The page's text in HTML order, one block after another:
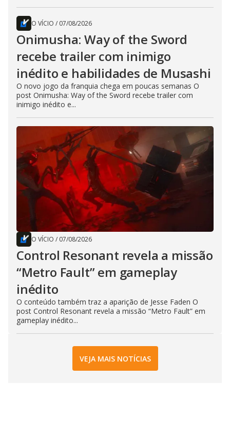
O VÍCIO / 07/08/2026
Onimusha: Way of the Sword
recebe trailer com inimigo
inédito e habilidades de Musashi
O novo jogo da franquia chega em poucas semanas O
post Onimusha: Way of the Sword recebe trailer com
inimigo inédito e...
O VÍCIO / 07/08/2026
Control Resonant revela a missão
“Metro Fault” em gameplay
inédito
O conteúdo também traz a aparição de Jesse Faden O
post Control Resonant revela a missão “Metro Fault” em
gameplay inédito...
VEJA MAIS NOTÍCIAS